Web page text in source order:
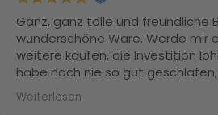
Ganz, ganz tolle und freundliche
wunderschöne Ware. Werde mir
weitere kaufen, die Investition
habe noch nie so gut
und meine Naturlocken sind Dank
nicht mehr trocken und splissig.
Weiterlesen